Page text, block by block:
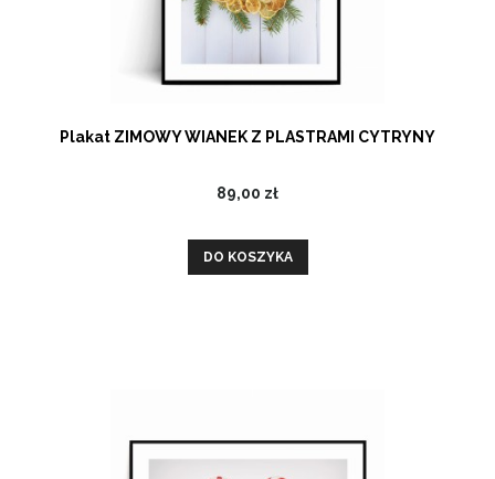
Plakat ZIMOWY WIANEK Z PLASTRAMI CYTRYNY
89,00 zł
DO KOSZYKA